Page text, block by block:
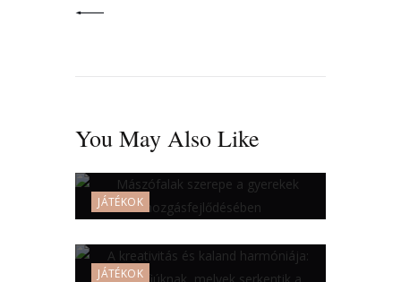
You May Also Like
JÁTÉKOK
gyerekek mozgásfejlődésében
JÁTÉKOK